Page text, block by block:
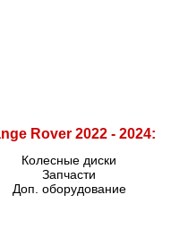
Rover 2022 - 2024:
Колесные диски
Запчасти
Доп. оборудование